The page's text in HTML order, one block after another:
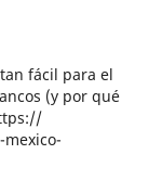
fácil para el
(y por qué